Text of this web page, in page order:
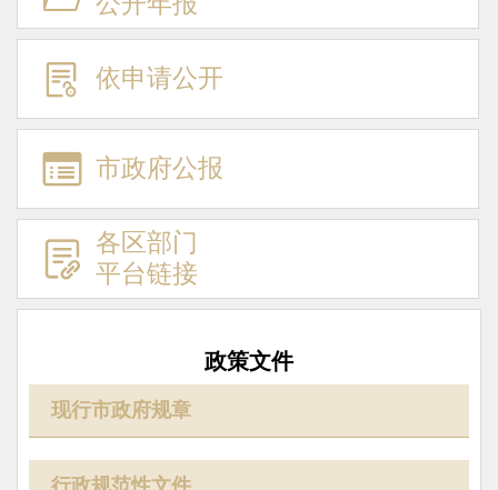
依申请公开
市政府公报
各区部门
平台链接
政策文件
现行市政府规章
行政规范性文件